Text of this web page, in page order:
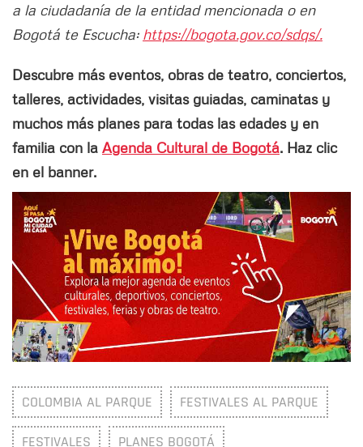
a la ciudadanía de la entidad mencionada o en
Bogotá te Escucha: https://bogota.gov.co/sdqs/.
Descubre más eventos, obras de teatro, conciertos,
talleres, actividades, visitas guiadas, caminatas y
muchos más planes para todas las edades y en
familia con la Agenda Cultural de Bogotá. Haz clic
en el banner.
COLOMBIA AL PARQUE FESTIVALES AL PARQUE
FESTIVALES PLANES BOGOTÁ